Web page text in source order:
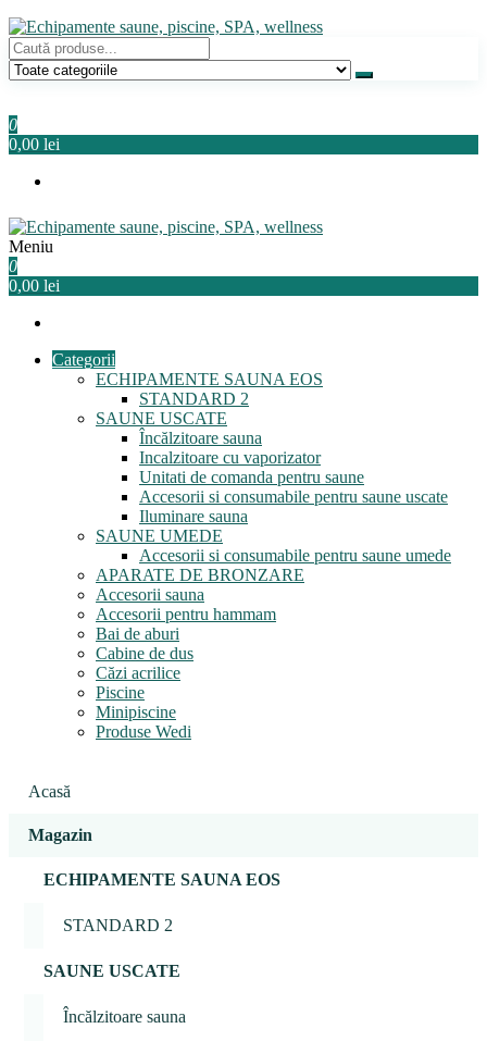
Sari
la
conținut
Echipamente saune, piscine, SPA, wellness
Relaxeaza-te!
0
0,00 lei
Echipamente saune, piscine, SPA, wellness
Relaxeaza-te!
Meniu
0
0,00 lei
Categorii
ECHIPAMENTE SAUNA EOS
STANDARD 2
SAUNE USCATE
Încălzitoare sauna
Incalzitoare cu vaporizator
Unitati de comanda pentru saune
Accesorii si consumabile pentru saune uscate
Iluminare sauna
SAUNE UMEDE
Accesorii si consumabile pentru saune umede
APARATE DE BRONZARE
Accesorii sauna
Accesorii pentru hammam
Bai de aburi
Cabine de dus
Căzi acrilice
Piscine
Minipiscine
Produse Wedi
Acasă
Magazin
ECHIPAMENTE SAUNA EOS
STANDARD 2
SAUNE USCATE
Încălzitoare sauna